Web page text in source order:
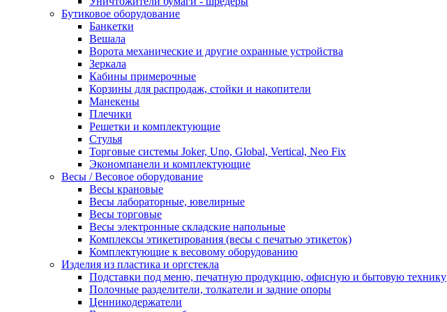
Бутиковое оборудование
Банкетки
Вешала
Ворота механические и другие охранные устройства
Зеркала
Кабины примерочные
Корзины для распродаж, стойки и накопители
Манекены
Плечики
Решетки и комплектующие
Стулья
Торговые системы Joker, Uno, Global, Vertical, Neo Fix
Экономпанели и комплектующие
Весы / Весовое оборудование
Весы крановые
Весы лабораторные, ювелирные
Весы торговые
Весы электронные складские напольные
Комплексы этикетирования (весы с печатью этикеток)
Комплектующие к весовому оборудованию
Изделия из пластика и оргстекла
Подставки под меню, печатную продукцию, офисную и бытовую технику
Полочные разделители, толкатели и задние опоры
Ценникодержатели